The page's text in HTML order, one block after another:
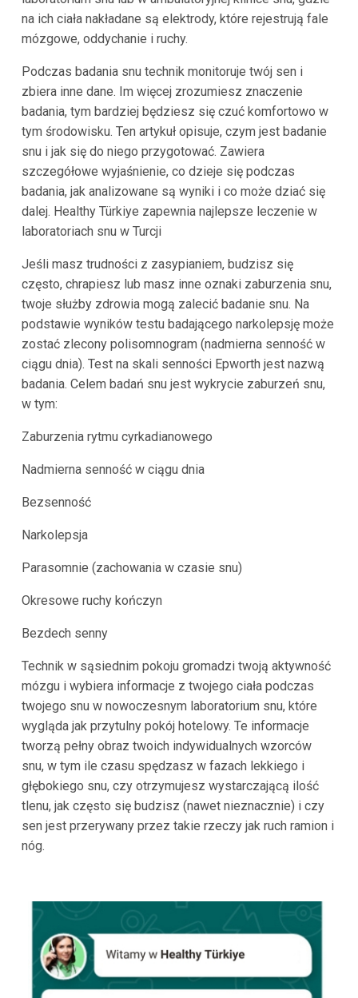
na ich ciała nakładane są elektrody, które rejestrują fale
mózgowe, oddychanie i ruchy.
Podczas badania snu technik monitoruje twój sen i
zbiera inne dane. Im więcej zrozumiesz znaczenie
badania, tym bardziej będziesz się czuć komfortowo w
tym środowisku. Ten artykuł opisuje, czym jest badanie
snu i jak się do niego przygotować. Zawiera
szczegółowe wyjaśnienie, co dzieje się podczas
badania, jak analizowane są wyniki i co może dziać się
dalej. Healthy Türkiye zapewnia najlepsze leczenie w
laboratoriach snu w Turcji
Jeśli masz trudności z zasypianiem, budzisz się
często, chrapiesz lub masz inne oznaki zaburzenia snu,
twoje służby zdrowia mogą zalecić badanie snu. Na
podstawie wyników testu badającego narkolepsję może
zostać zlecony polisomnogram (nadmierna senność w
ciągu dnia). Test na skali senności Epworth jest nazwą
badania. Celem badań snu jest wykrycie zaburzeń snu,
w tym:
Zaburzenia rytmu cyrkadianowego
Nadmierna senność w ciągu dnia
Bezsenność
Narkolepsja
Parasomnie (zachowania w czasie snu)
Okresowe ruchy kończyn
Bezdech senny
Technik w sąsiednim pokoju gromadzi twoją aktywność
mózgu i wybiera informacje z twojego ciała podczas
twojego snu w nowoczesnym laboratorium snu, które
wygląda jak przytulny pokój hotelowy. Te informacje
tworzą pełny obraz twoich indywidualnych wzorców
snu, w tym ile czasu spędzasz w fazach lekkiego i
głębokiego snu, czy otrzymujesz wystarczającą ilość
tlenu, jak często się budzisz (nawet nieznacznie) i czy
sen jest przerywany przez takie rzeczy jak ruch ramion i
nóg.